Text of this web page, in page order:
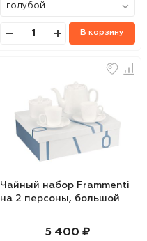
В корзину
Чайный набор Frammenti
на 2 персоны, большой
5 400 ₽